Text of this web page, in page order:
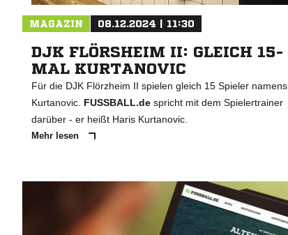
MAGAZIN 08.12.2024 | 11:30
DJK FLÖRSHEIM II: GLEICH 15-
MAL KURTANOVIC
Für die DJK Flörzheim II spielen gleich 15 Spieler namens
Kurtanovic. FUSSBALL.de spricht mit dem Spielertrainer
darüber - er heißt Haris Kurtanovic.
Mehr lesen